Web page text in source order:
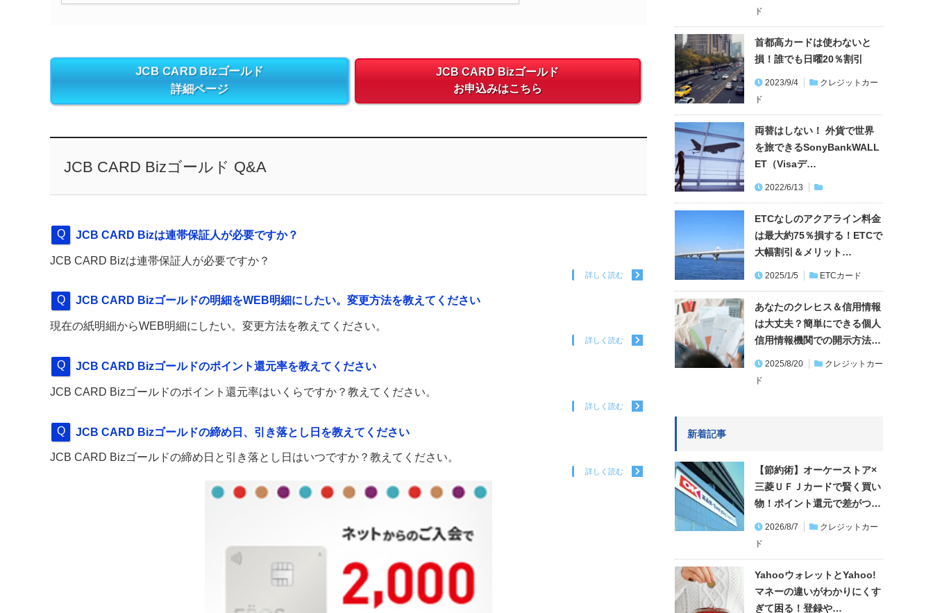
JCB CARD Bizゴールド
詳細ページ
JCB CARD Bizゴールド
お申込みはこちら
JCB CARD Bizゴールド Q&A
JCB CARD Bizは連帯保証人が必要ですか？
JCB CARD Bizは連帯保証人が必要ですか？
詳しく読む
JCB CARD Bizゴールドの明細をWEB明細にしたい。変更方法を教えてください
現在の紙明細からWEB明細にしたい。変更方法を教えてください。
詳しく読む
JCB CARD Bizゴールドのポイント還元率を教えてください
JCB CARD Bizゴールドのポイント還元率はいくらですか？教えてください。
詳しく読む
JCB CARD Bizゴールドの締め日、引き落とし日を教えてください
JCB CARD Bizゴールドの締め日と引き落とし日はいつですか？教えてください。
詳しく読む
ド
首都高カードは使わないと
損！誰でも日曜20％割引
2023/9/4
クレジットカー
ド
両替はしない！ 外貨で世界
を旅できるSonyBankWALL
ET（Visaデ…
2022/6/13
ETCなしのアクアライン料金
は最大約75％損する！ETCで
大幅割引＆メリット…
2025/1/5 ETCカード
あなたのクレヒス＆信用情報
は大丈夫？簡単にできる個人
信用情報機関での開示方法…
2025/8/20
クレジットカー
ド
新着記事
【節約術】オーケーストア×
三菱ＵＦＪカードで賢く買い
物！ポイント還元で差がつ…
2026/8/7
クレジットカー
ド
YahooウォレットとYahoo!
マネーの違いがわかりにくす
ぎて困る！登録や…